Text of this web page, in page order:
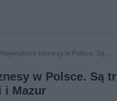
Największe biznesy w Polsce. Są...
w Polsce. Są
i Mazur